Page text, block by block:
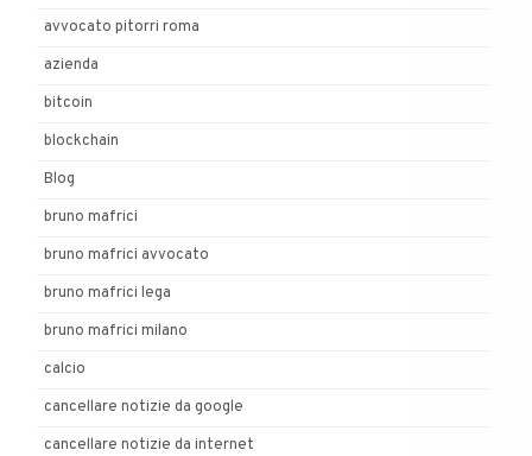
avvocato pitorri roma
azienda
bitcoin
blockchain
Blog
bruno mafrici
bruno mafrici avvocato
bruno mafrici lega
bruno mafrici milano
calcio
cancellare notizie da google
cancellare notizie da internet